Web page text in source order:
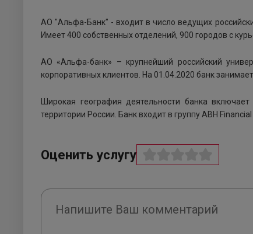
АО "Альфа-Банк" - входит в число ведущих
Имеет 400 собственных отделений, 900 городов с
АО «Альфа-банк» – крупнейший российский
корпоративных клиентов. На 01.04.2020 банк
Широкая география деятельности банка
территории России. Банк входит в группу ABH Financial
Оценить услугу